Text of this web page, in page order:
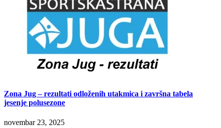
Zona Jug – rezultati odloženih utakmica i završna tabela
jesenje polusezone
novembar 23, 2025